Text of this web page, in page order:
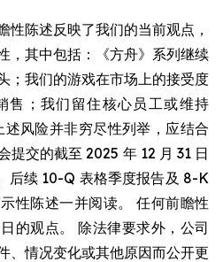
性陈述反映了我们的当前观点，
，其中包括：《方舟》系列继续
；我们的游戏在市场上的接受度
售；我们留住核心员工或维持
风险并非穷尽性列举，应结合
提交的截至 2025 年 12 月 31 日
后续 10-Q 表格季度报告及 8-K
性陈述一并阅读。 任何前瞻性
的观点。 除法律要求外，公司
、情况变化或其他原因而公开更